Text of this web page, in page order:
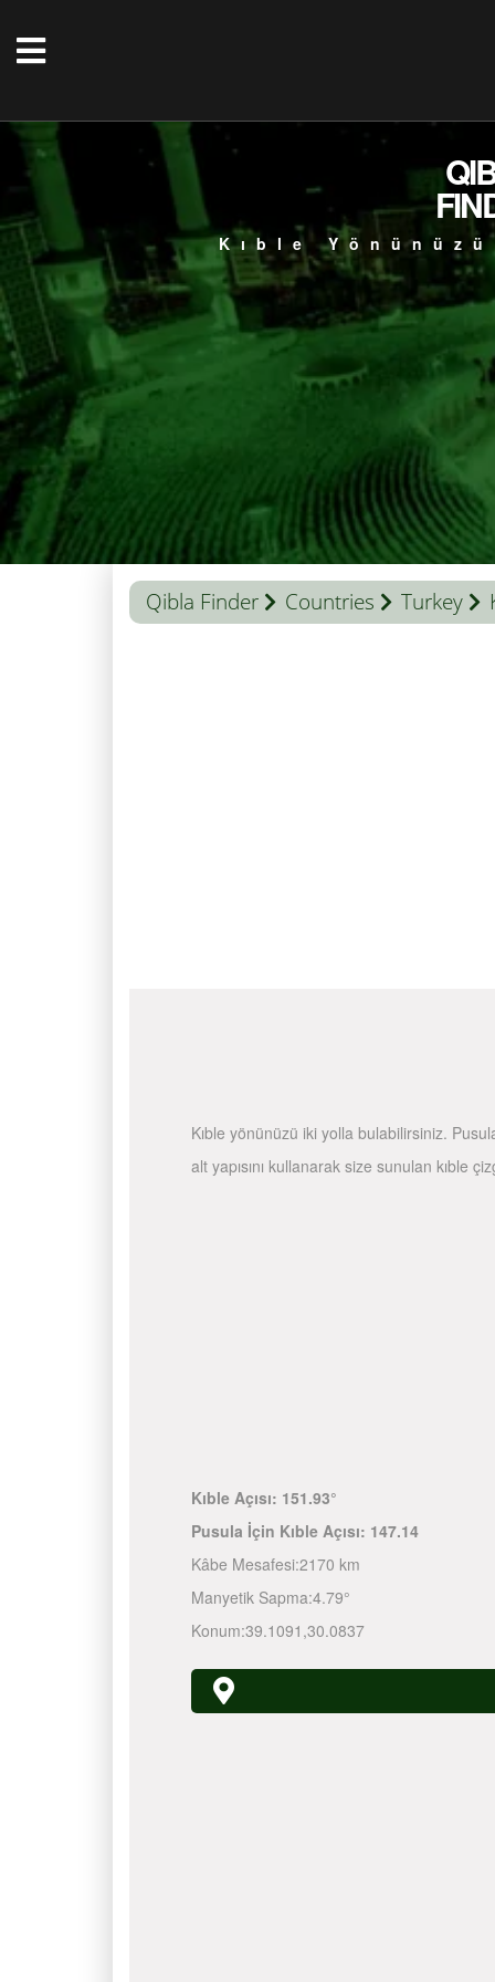
Kıble
Qibla Finder Countries Turkey
Kıble yönünüzü iki yolla bulabilirsiniz.
alt yapısını kullanarak size sunulan kıble
Kıble Açısı: 151.93°
Pusula İçin Kıble Açısı: 147.14
Kâbe Mesafesi:2170 km
Manyetik Sapma:4.79°
Konum:39.1091 ,30.0837